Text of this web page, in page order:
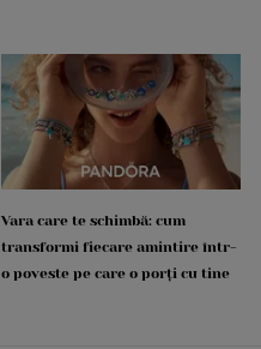
Vara care te schimbă: cum
transformi fiecare amintire într-
o poveste pe care o porți cu tine